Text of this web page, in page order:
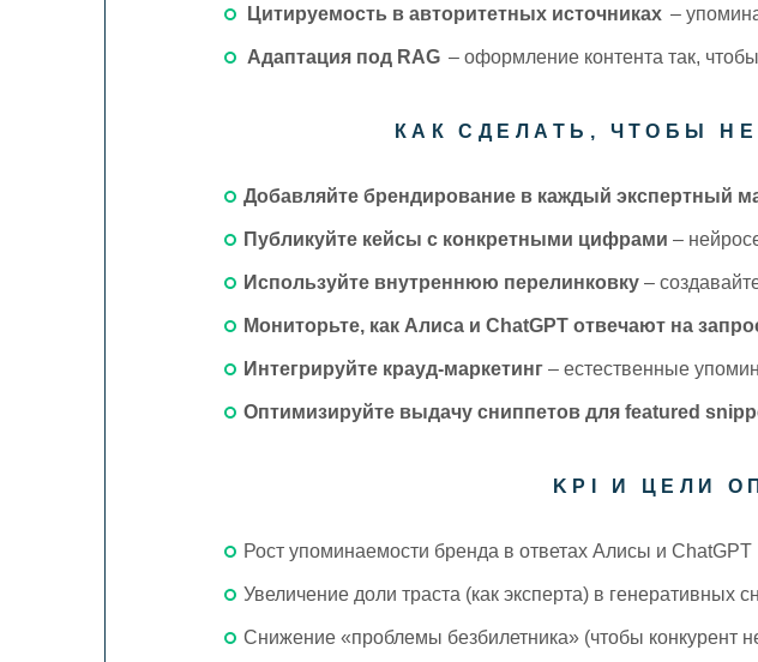
Цитируемость в авторитетных источниках –
Адаптация под RAG – оформление контента так,
КАК СДЕЛАТЬ, ЧТОБЫ
Добавляйте брендирование в каждый экспертный
Публикуйте кейсы с конкретными цифрами –
Используйте внутреннюю перелинковку –
Мониторьте, как Алиса и ChatGPT отвечают на
Интегрируйте крауд-маркетинг – естественные
Оптимизируйте выдачу сниппетов для featured
KPI И ЦЕЛИ
Рост упоминаемости бренда в ответах Алисы и ChatGPT
Увеличение доли траста (как эксперта) в генеративных
Снижение «проблемы безбилетника» (чтобы конкурент